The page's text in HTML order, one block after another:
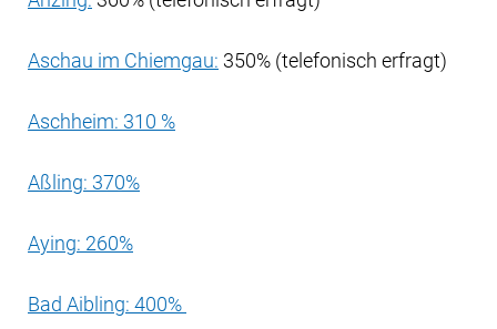
Aschau im Chiemgau: 350% (telefonisch erfragt)
Aschheim: 310 %
Aßling: 370%
Aying: 260%
Bad Aibling: 400%